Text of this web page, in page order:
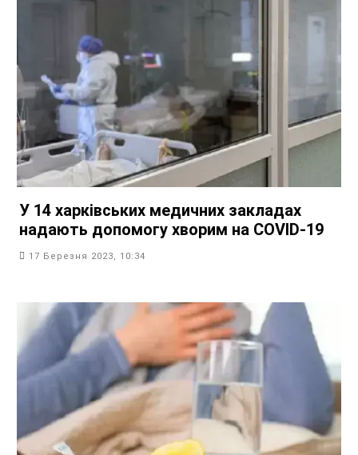
У 14 харківських медичних закладах
надають допомогу хворим на COVID-19
17 Березня 2023, 10:34